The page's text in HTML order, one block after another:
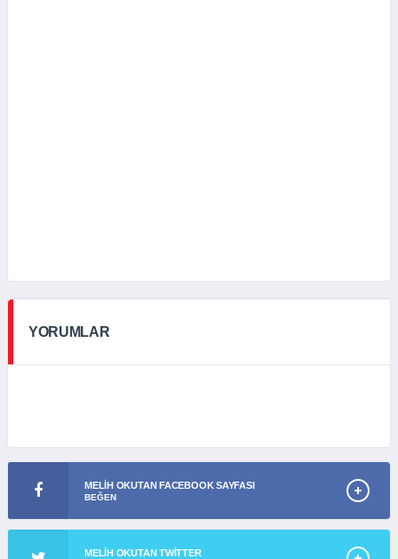
YORUMLAR
MELIH OKUTAN FACEBOOK SAYFASI
BEĞEN
MELIH OKUTAN TWITTER